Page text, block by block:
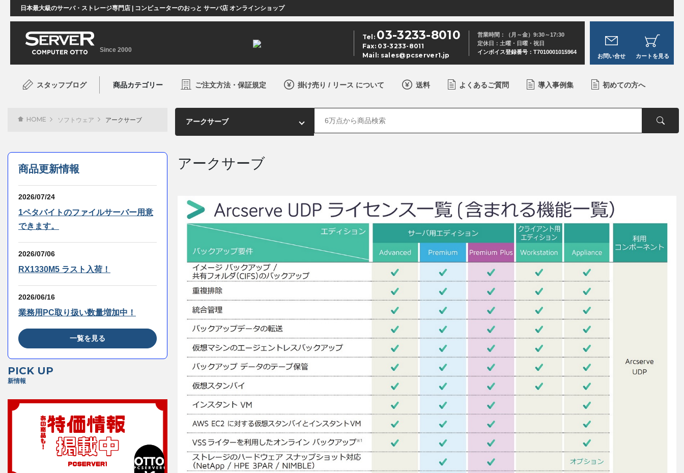
日本最大級のサーバ・ストレージ専門店 | コンピューターのおっと サーバ店 オンラインショップ
Since 2000
Tel: 03-3233-8010
Fax: 03-3233-8011
Mail: sales@pcserver1.jp
営業時間：（月～金）9:30～17:30
定休日：土曜・日曜・祝日
インボイス登録番号：T7010001015964
お問い合せ カートを見る
スタッフブログ 商品カテゴリー ご注文方法・保証規定 掛け売り / リース について 送料 よくあるご質問 導入事例集 初めての方へ
アークサーブ
HOME ソフトウェア アークサーブ
商品更新情報
2026/07/24
1ペタバイトのファイルサーバー用意
できます。
2026/07/06
RX1330M5 ラスト入荷！
2026/06/16
業務用PC取り扱い数量増加中！
一覧を見る
PICK UP
新情報